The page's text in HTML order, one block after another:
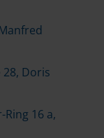
Doris
16 a,